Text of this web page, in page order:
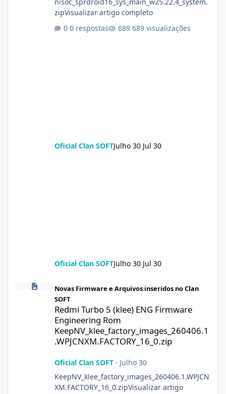
zipVisualizar artigo completo
0 respostas
689 visualizações
Oficial Clan SOFTJulho 30 Jul 30
Oficial Clan SOFTJulho 30 Jul 30
Redmi Turbo 5 (klee) ENG Firmware Engineering Rom
Novas Firmware e Arquivos inseridos no Clan
SOFT
Redmi Turbo 5 (klee) ENG Firmware
Engineering Rom
KeepNV_klee_factory_images_260406.1
.WPJCNXM.FACTORY_16_0.zip
Oficial Clan SOFT· Julho 30
KeepNV_klee_factory_images_260406.1.WPJCN
XM.FACTORY_16_0.zipVisualizar artigo